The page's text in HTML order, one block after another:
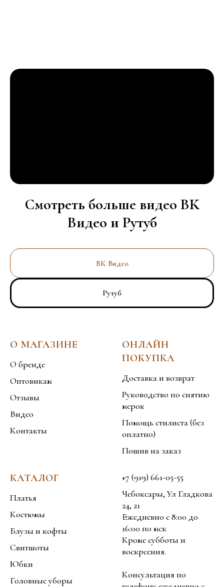
Смотреть больше видео ВК
Видео и Рутуб
ВК Видео
Рутуб
О МАГАЗИНЕ
О бренде
Оптовикам
Отзывы
Видео
Контакты
ОНЛАЙН
ПОКУПКА
Доставка и возврат
Руководство по снятию
мерок
Помощь стилиста (без
оплатно)
Пошив на заказ
КАТАЛОГ
Платья
Костюмы
Блузы и кофты
Свитшоты
Юбки
Головные уборы
+7 (919) 661-05-55
Чебоксары, Ул Гладкова
24, 21
Ежедневно с 8:00 до
16:00 по мск
Кроме субботы и
воскрсения.
Консультация по